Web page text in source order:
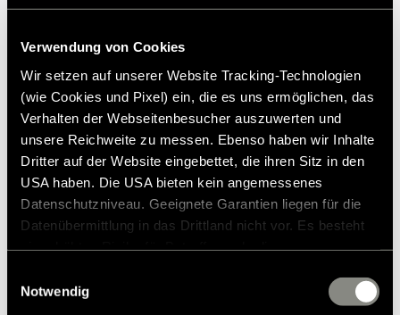
Verwendung von Cookies
Wir setzen auf unserer Website Tracking-Technologien
(wie Cookies und Pixel) ein, die es uns ermöglichen, das
Verhalten der Webseitenbesucher auszuwerten und
unsere Reichweite zu messen. Ebenso haben wir Inhalte
Dritter auf der Website eingebettet, die ihren Sitz in den
USA haben. Die USA bieten kein angemessenes
Datenschutzniveau. Geeignete Garantien liegen für die
Datenübermittlung in das Drittland nicht vor. Es besteht
zustehen. Eingesetzte Dienstleister können Daten für
Notwendig
190,00 CHF